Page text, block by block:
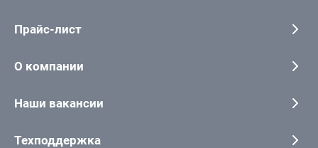
Прайс-лист
О компании
Наши вакансии
Техподдержка